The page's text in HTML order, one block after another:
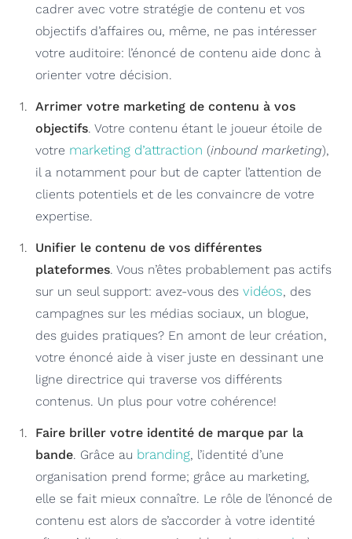
cadrer avec votre stratégie de contenu et vos
objectifs d’affaires ou, même, ne pas intéresser
votre auditoire: l’énoncé de contenu aide donc à
orienter votre décision.
Arrimer votre marketing de contenu à vos
objectifs. Votre contenu étant le joueur étoile de
votre marketing d’attraction (inbound marketing),
il a notamment pour but de capter l’attention de
clients potentiels et de les convaincre de votre
expertise.
Unifier le contenu de vos différentes
plateformes. Vous n’êtes probablement pas actifs
sur un seul support: avez-vous des vidéos, des
campagnes sur les médias sociaux, un blogue,
des guides pratiques? En amont de leur création,
votre énoncé aide à viser juste en dessinant une
ligne directrice qui traverse vos différents
contenus. Un plus pour votre cohérence!
Faire briller votre identité de marque par la
bande. Grâce au branding, l’identité d’une
organisation prend forme; grâce au marketing,
elle se fait mieux connaître. Le rôle de l’énoncé de
contenu est alors de s’accorder à votre identité